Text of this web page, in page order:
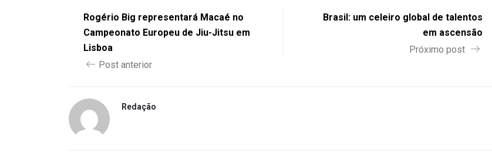
Rogério Big representará Macaé no
Campeonato Europeu de Jiu-Jitsu em
Lisboa
Post anterior
Brasil: um celeiro global de talentos
em ascensão
Próximo post
Redação